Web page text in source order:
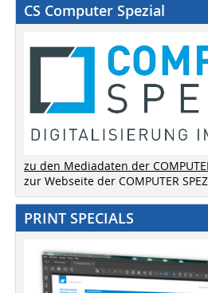
CS Computer Spezial
zu den Mediadaten der
zur Webseite der COMPUTER
PRINT SPECIALS